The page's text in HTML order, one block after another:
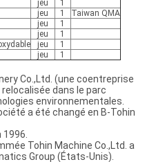
jeu
1
jeu 1
Taiwan QMA
jeu
1
jeu
1
jeu
1
jeu 1
Co.,Ltd. (une coentreprise
dans le parc
environnementales.
a été changé en B-Tohin
1996.
Tohin Machine Co.,Ltd. a
Group (États-Unis).